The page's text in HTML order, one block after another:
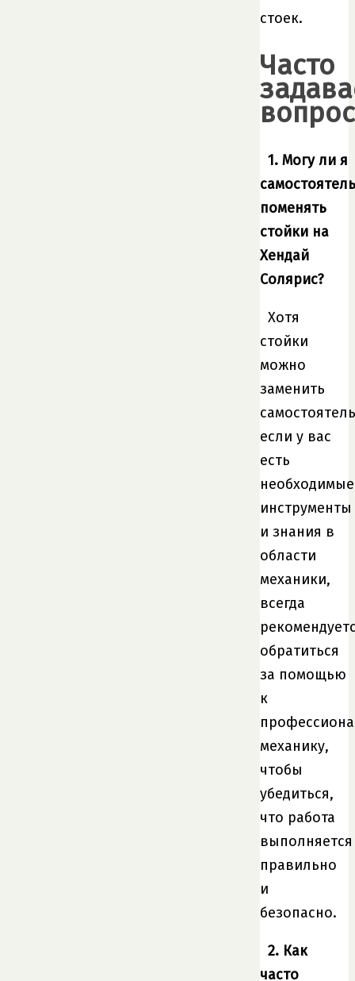
стоек.
Часто
1. Могу ли я
поменять
стойки на
Хендай
Солярис?
Хотя
стойки
можно
заменить
если у вас
есть
необходимые
инструменты
и знания в
области
механики,
всегда
обратиться
за помощью
к
механику,
чтобы
убедиться,
что работа
выполняется
правильно
и
безопасно.
2. Как
часто